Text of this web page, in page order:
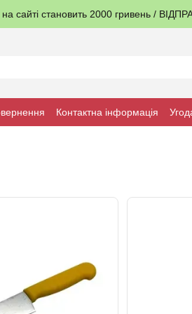
на сайті становить 2000 гривень
Контактна інформація